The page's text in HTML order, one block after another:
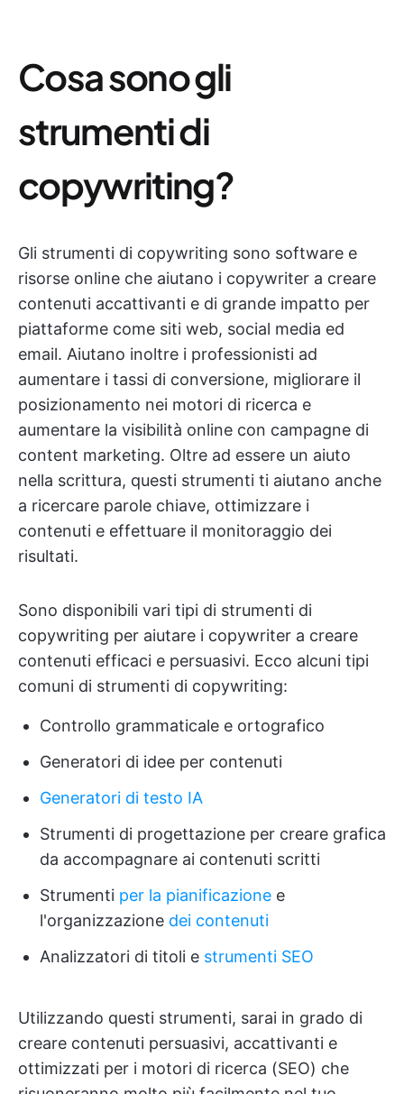
Cosa sono gli
strumenti di
copywriting?
Gli strumenti di copywriting sono software e
risorse online che aiutano i copywriter a creare
contenuti accattivanti e di grande impatto per
piattaforme come siti web, social media ed
email. Aiutano inoltre i professionisti ad
aumentare i tassi di conversione, migliorare il
posizionamento nei motori di ricerca e
aumentare la visibilità online con campagne di
content marketing. Oltre ad essere un aiuto
nella scrittura, questi strumenti ti aiutano anche
a ricercare parole chiave, ottimizzare i
contenuti e effettuare il monitoraggio dei
risultati.
Sono disponibili vari tipi di strumenti di
copywriting per aiutare i copywriter a creare
contenuti efficaci e persuasivi. Ecco alcuni tipi
comuni di strumenti di copywriting:
Controllo grammaticale e ortografico
Generatori di idee per contenuti
Generatori di testo IA
Strumenti di progettazione per creare grafica
da accompagnare ai contenuti scritti
Strumenti per la pianificazione e
l'organizzazione dei contenuti
Analizzatori di titoli e strumenti SEO
Utilizzando questi strumenti, sarai in grado di
creare contenuti persuasivi, accattivanti e
ottimizzati per i motori di ricerca (SEO) che